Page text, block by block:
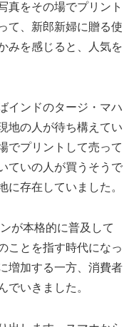
真をその場でプリント
て、新郎新婦に贈る使
みを感じると、人気を
インドのタージ・マハ
地の人が待ち構えてい
でプリントして売って
ていの人が買うそうで
に存在していました。
が本格的に普及して
ことを指す時代になっ
増加する一方、消費者
でいきました。